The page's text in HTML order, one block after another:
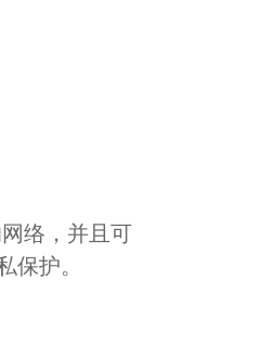
络，并且可
护。